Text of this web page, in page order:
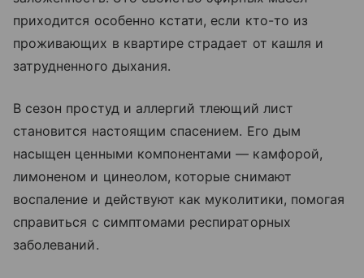
приходится особенно кстати, если кто-то из
проживающих в квартире страдает от кашля и
затрудненного дыхания.
В сезон простуд и аллергий тлеющий лист
становится настоящим спасением. Его дым
насыщен ценными компонентами — камфорой,
лимоненом и цинеолом, которые снимают
воспаление и действуют как муколитики, помогая
справиться с симптомами респираторных
заболеваний.